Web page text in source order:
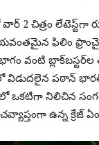
2 చిత్రం లేటెస్ట్‌గా
ఫిలిం
వంటి
విడుదలైన పఠాన్
ఒకటిగా నిలిచిన
ఉన్న క్రేజ్